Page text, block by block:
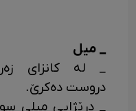
_ میل
_ له کانزای
دروست دەکرێ.